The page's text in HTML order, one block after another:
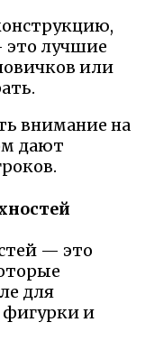
это лучшие
или
внимание на
дают
— это
для
фигурки и